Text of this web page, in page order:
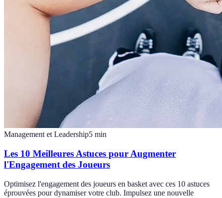
Management et Leadership5 min
Les 10 Meilleures Astuces pour Augmenter
l'Engagement des Joueurs
Optimisez l'engagement des joueurs en basket avec ces 10 astuces
éprouvées pour dynamiser votre club. Impulsez une nouvelle